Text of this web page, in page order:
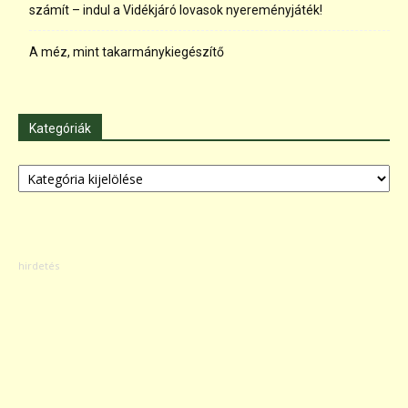
számít – indul a Vidékjáró lovasok nyereményjáték!
A méz, mint takarmánykiegészítő
Kategóriák
Kategóriák